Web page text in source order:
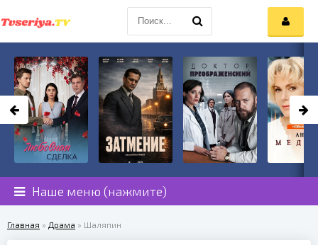
Наше меню (нажмите)
Главная » Драма » Шаляпин